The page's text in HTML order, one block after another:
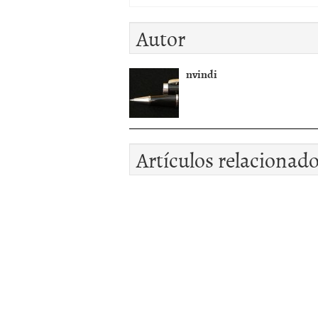
Autor
nvindi
Artículos